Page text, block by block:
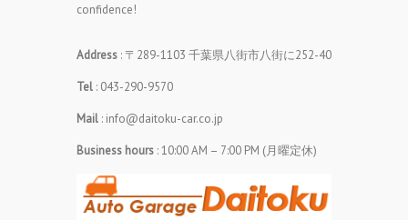
confidence!
Address : 〒289-1103 千葉県八街市八街に252-40
Tel : 043-290-9570
Mail : info@daitoku-car.co.jp
Business hours : 10:00 AM – 7:00 PM (月曜定休)